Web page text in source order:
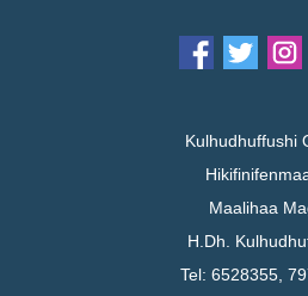
Kulhudhuffushi
Maalihaa
H.Dh.
Tel: 6528355,